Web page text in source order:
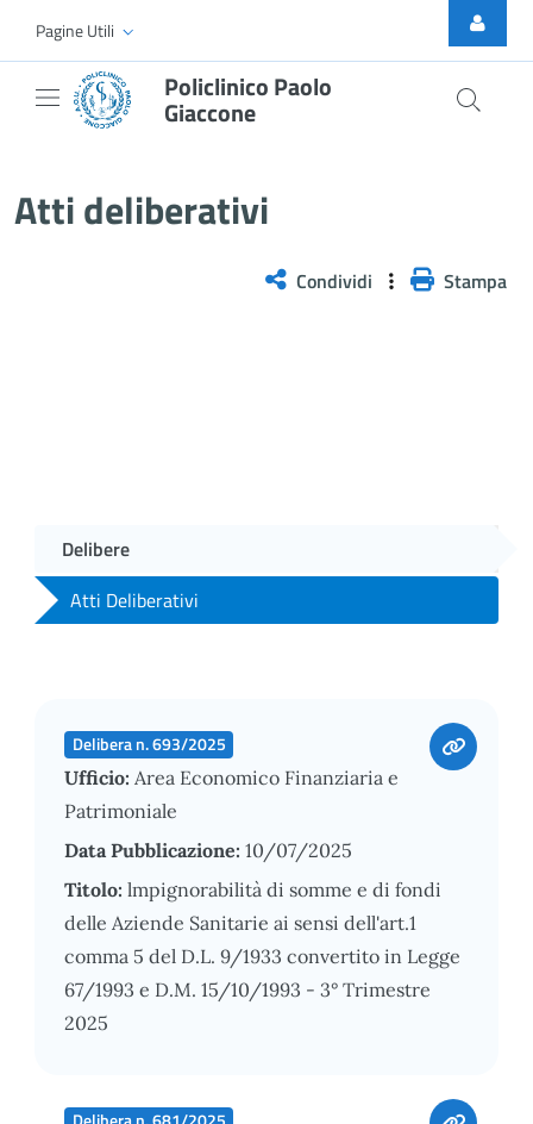
Skip to Main Content
Pagine Utili
Policlinico Paolo
Giaccone
Atti deliberativi
Condividi Stampa
Delibere
Atti Deliberativi
Delibera n. 693/2025
Ufficio: Area Economico Finanziaria e
Patrimoniale
Data Pubblicazione: 10/07/2025
Titolo: lmpignorabilità di somme e di fondi
delle Aziende Sanitarie ai sensi dell'art.1
comma 5 del D.L. 9/1933 convertito in Legge
67/1993 e D.M. 15/10/1993 - 3° Trimestre
2025